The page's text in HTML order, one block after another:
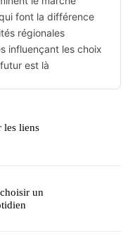
font la différence
régionales
influençant les choix
est là
les liens
un